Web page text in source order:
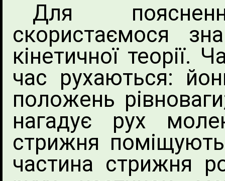
Для
скористаємося
кінетичної теорії.
час рухаються:
положень
нагадує рух
стрижня
частина стрижня